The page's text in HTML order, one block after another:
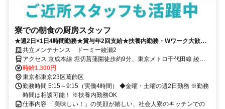
寮での朝食の厨房スタッフ
★週2日×1日4時間勤務★賞与年2回支給★扶養内勤務・Wワーク大歓迎
★ 共立メンテナンス ドーミー綾瀬2
アクセス 京成本線 堀切菖蒲園徒歩約9分、東京メトロ千代田線 綾瀬
東口徒歩約15分、ＪＲ常磐線 綾瀬東口徒歩約15分 堀切中央病院バス
停より徒歩3分
時給1,300円
東京都東京23区葛飾区
勤務時間 5:15～9:15（実働4時間） ◆金曜・土曜の週2日勤務 ※勤務
時間は相談可能！ ※扶養内勤務OK
仕事内容 「美味しい！」の笑顔が嬉しい、社会人寮のキッチンでの